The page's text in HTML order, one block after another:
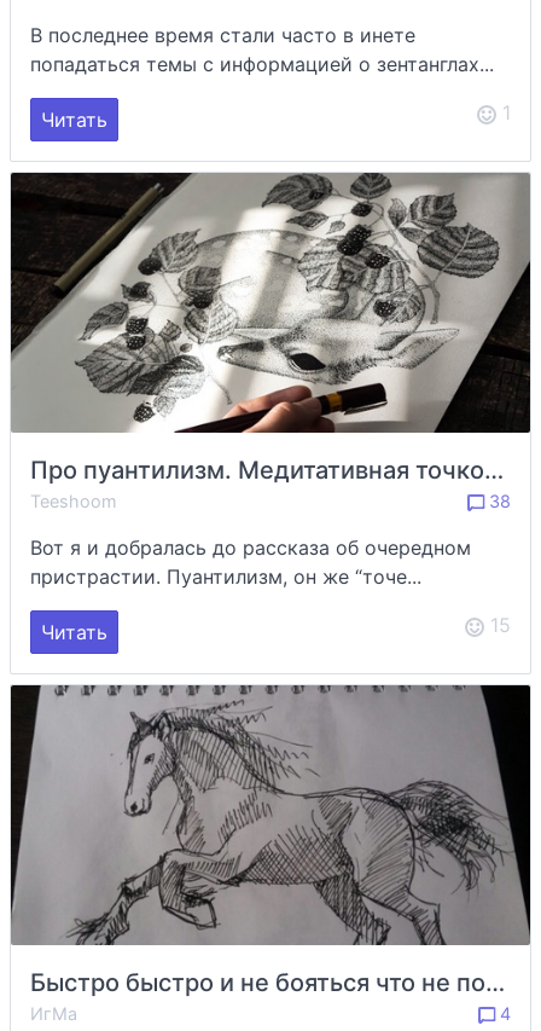
В последнее время стали часто в инете
попадаться темы с информацией о зентанглах...
Читать 1
Про пуантилизм. Медитативная точкозависимость
Teeshoom 38
Вот я и добралась до рассказа об очередном
пристрастии. Пуантилизм, он же “точе...
Читать 15
Быстро быстро и не бояться что не получится
ИгМа 4